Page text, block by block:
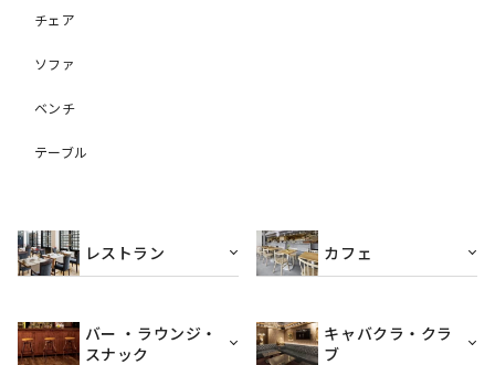
チェア
ソファ
ベンチ
テーブル
レストラン カフェ
バー ・ラウンジ・
スナック
キャバクラ・クラ
ブ